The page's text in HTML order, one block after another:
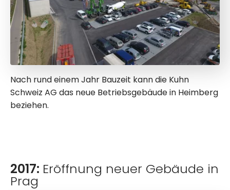
Nach rund einem Jahr Bauzeit kann die Kuhn
Schweiz AG das neue Betriebsgebäude in Heimberg
beziehen.
2017: Eröffnung neuer Gebäude in
Prag